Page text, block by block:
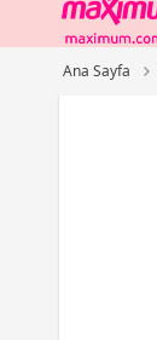
Ana Sayfa